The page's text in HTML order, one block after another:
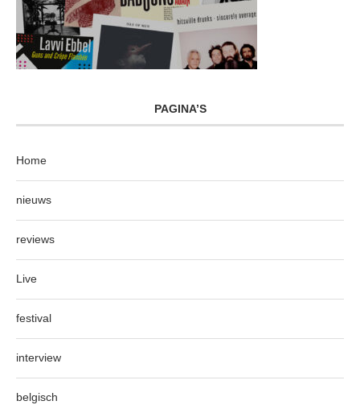
PAGINA’S
Home
nieuws
reviews
Live
festival
interview
belgisch